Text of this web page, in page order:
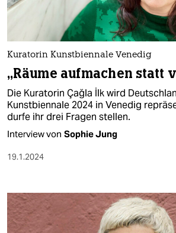
kultur
berlin
nord
wahrheit
verlag
verlag
shop
fragen & hilfe
Kuratorin Kunstbiennale Venedig
„Räume aufmachen statt
Die Kuratorin Çağla İlk wird
Kunstbiennale 2024 in Venedig
durfe ihr drei Fragen stellen.
Interview von Sophie Jung
19.1.2024